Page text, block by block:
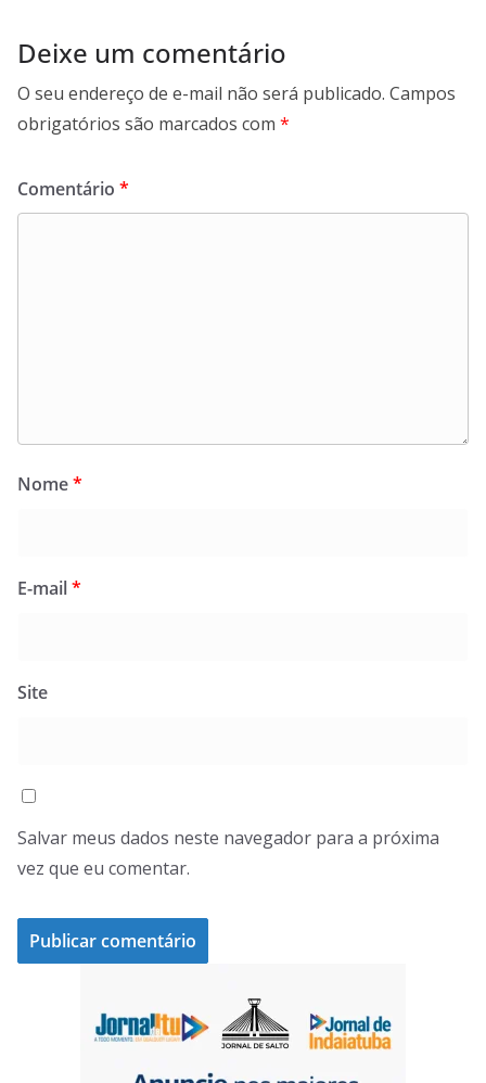
Deixe um comentário
O seu endereço de e-mail não será publicado. Campos
obrigatórios são marcados com *
Comentário *
Nome*
E-mail*
Site
Salvar meus dados neste navegador para a próxima
vez que eu comentar.